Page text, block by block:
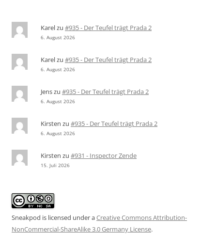
Karelzu #935 - Der Teufel trägt Prada 2
6. August 2026
Karelzu #935 - Der Teufel trägt Prada 2
6. August 2026
Jenszu #935 - Der Teufel trägt Prada 2
6. August 2026
Kirsten zu #935 - Der Teufel trägt Prada 2
6. August 2026
Kirsten zu #931 - Inspector Zende
15. Juli 2026
Sneakpod is licensed under aCreative Commons Attribution-
NonCommercial-ShareAlike 3.0 Germany License.